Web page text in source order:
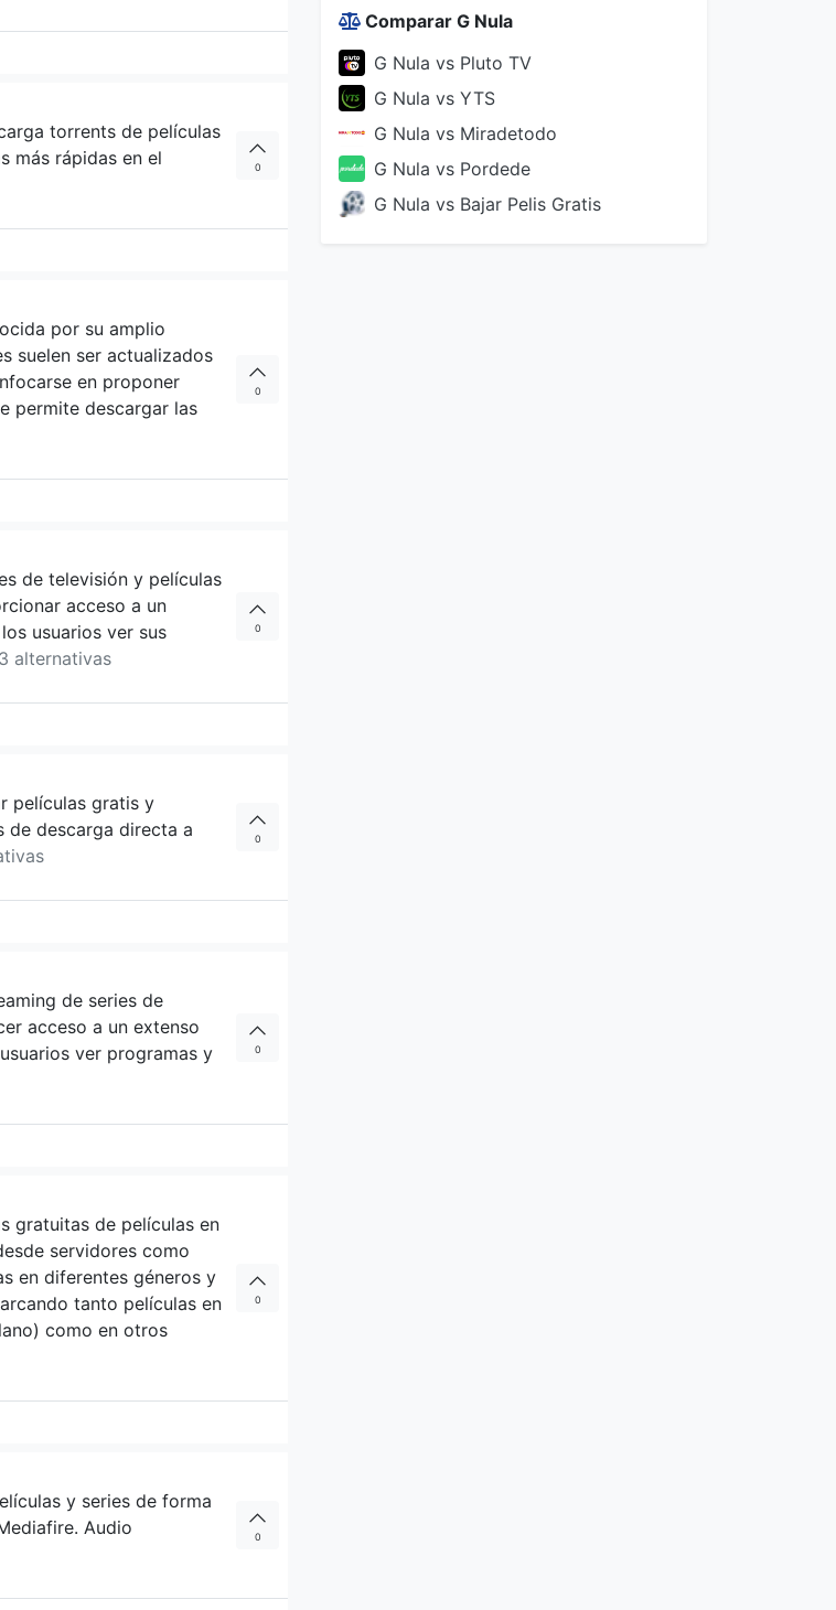
torrents de películas
más rápidas en el
0
por su amplio
suelen ser actualizados
en proponer
permite descargar las
0
de televisión y películas
acceso a un
usuarios ver sus
alternativas
0
películas gratis y
de descarga directa a
0
de series de
acceso a un extenso
ver programas y
0
gratuitas de películas en
servidores como
en diferentes géneros y
tanto películas en
como en otros
0
y series de forma
Audio
0
Comparar G Nula
G Nula vs Pluto TV
G Nula vs YTS
G Nula vs Miradetodo
G Nula vs Pordede
G Nula vs Bajar Pelis Gratis